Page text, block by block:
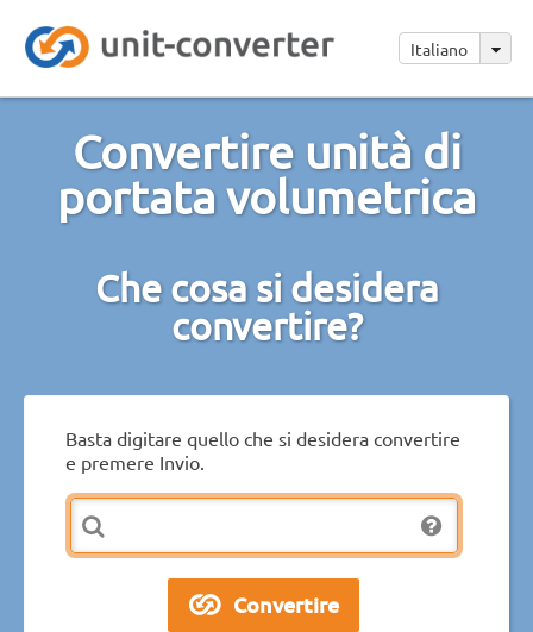
Italiano
Convertire unità di
portata volumetrica
Che cosa si desidera
convertire?
Basta digitare quello che si desidera convertire
e premere Invio.